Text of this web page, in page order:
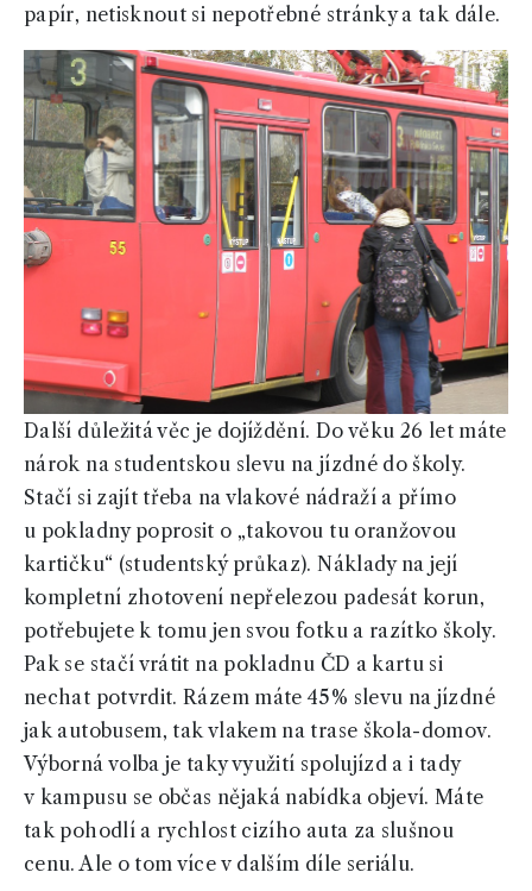
papír, netisknout si nepotřebné stránky a tak dále.
Další důležitá věc je dojíždění. Do věku 26 let máte
nárok na studentskou slevu na jízdné do školy.
Stačí si zajít třeba na vlakové nádraží a přímo
u pokladny poprosit o „takovou tu oranžovou
kartičku“ (studentský průkaz). Náklady na její
kompletní zhotovení nepřelezou padesát korun,
potřebujete k tomu jen svou fotku a razítko školy.
Pak se stačí vrátit na pokladnu ČD a kartu si
nechat potvrdit. Rázem máte 45% slevu na jízdné
jak autobusem, tak vlakem na trase škola-domov.
Výborná volba je taky využití spolujízd a i tady
v kampusu se občas nějaká nabídka objeví. Máte
tak pohodlí a rychlost cizího auta za slušnou
cenu. Ale o tom více v dalším díle seriálu.